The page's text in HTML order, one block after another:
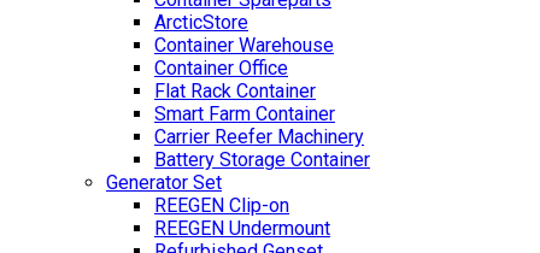
ArcticStore
Container Warehouse
Container Office
Flat Rack Container
Smart Farm Container
Carrier Reefer Machinery
Battery Storage Container
Generator Set
REEGEN Clip-on
REEGEN Undermount